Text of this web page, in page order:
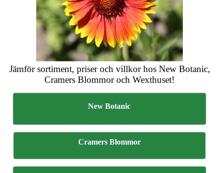
Jämför sortiment, priser och villkor hos New Botanic,
Cramers Blommor och Wexthuset!
New Botanic
Cramers Blommor